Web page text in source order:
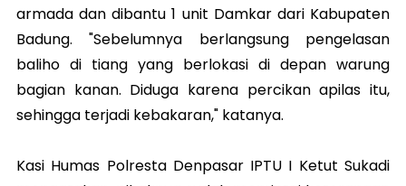
armada dan dibantu 1 unit Damkar dari Kabupaten
Badung. "Sebelumnya berlangsung pengelasan
baliho di tiang yang berlokasi di depan warung
bagian kanan. Diduga karena percikan apilas itu,
sehingga terjadi kebakaran," katanya.
Kasi Humas Polresta Denpasar IPTU I Ketut Sukadi